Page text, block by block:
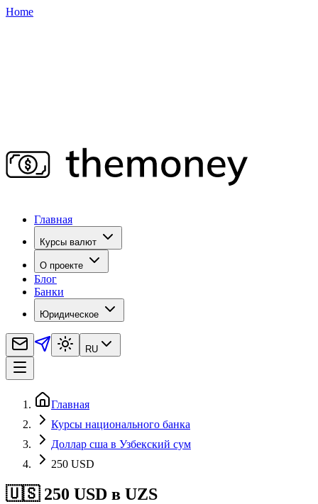
Home
Главная
Курсы валют
О проекте
Блог
Банки
Юридическое
RU
Главная
Курсы национального банка
Доллар сша в Узбекский сум
250 USD
🇺🇸 250 USD в UZS